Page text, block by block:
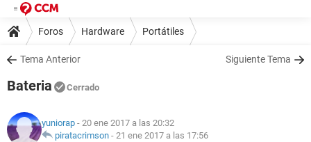
Foros Hardware Portátiles
Tema Anterior Siguiente Tema
Bateria Cerrado
yuniorap - 20 ene 2017 a las 20:32
piratacrimson - 21 ene 2017 a las 17:56